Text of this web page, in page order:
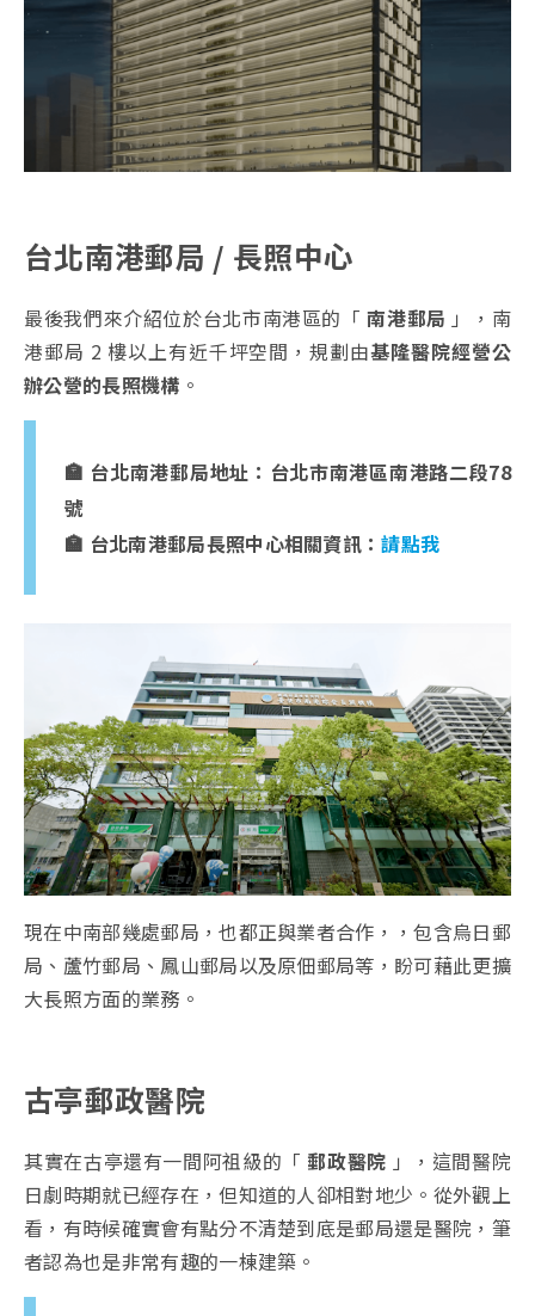
台北南港郵局 / 長照中心
最後我們來介紹位於台北市南港區的「南港郵局 」，南
港郵局 2 樓以上有近千坪空間，規劃由基隆醫院經營公
辦公營的長照機構 。
🏣 台北南港郵局地址：台北市南港區南港路二段78
號
🏣 台北南港郵局長照中心相關資訊：請點我
現在中南部幾處郵局，也都正與業者合作，，包含烏日郵
局、蘆竹郵局、鳳山郵局以及原佃郵局等，盼可藉此更擴
大長照方面的業務。
古亭郵政醫院
其實在古亭還有一間阿祖級的「 郵政醫院 」，這間醫院
日劇時期就已經存在，但知道的人卻相對地少。從外觀上
看，有時候確實會有點分不清楚到底是郵局還是醫院，筆
者認為也是非常有趣的一棟建築。